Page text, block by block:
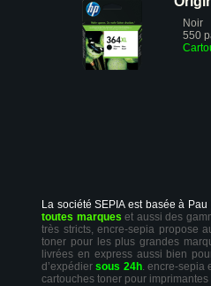
Noir
550
La société SEPIA est basée à
toutes marques et aussi des
très stricts, encre-sepia propose
toner pour les plus grandes
livrées en express aussi bien
d’expédiersous 24h. encre-sepia
cartouches toner pour imprimantes